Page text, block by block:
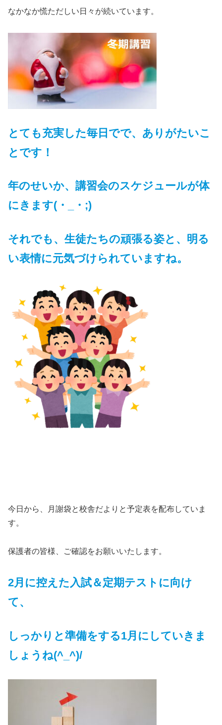
なかなか慌ただしい日々が続いています。
とても充実した毎日でで、ありがたいこ
とです！
年のせいか、講習会のスケジュールが体
にきます(・_・;)
それでも、生徒たちの頑張る姿と、明る
い表情に元気づけられていますね。
今日から、月謝袋と校舎だよりと予定表を配布していま
す。
保護者の皆様、ご確認をお願いいたします。
2月に控えた入試＆定期テストに向け
て、
しっかりと準備をする1月にしていきま
しょうね(^_^)/